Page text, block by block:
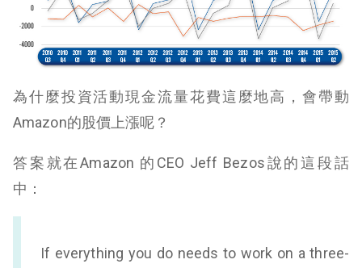
為什麼投資活動現金流量花費這麼地高，會帶動
Amazon的股價上漲呢？
答案就在Amazon 的CEO Jeff Bezos說的這段話
中：
If everything you do needs to work on a three-